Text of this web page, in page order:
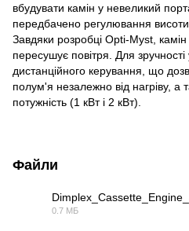
вбудувати камін у невеликий
передбачено регулювання
Завдяки розробці Opti-Myst, камін
пересушує повітря. Для зручності
дистанційного керування, що
полум'я незалежно від нагріву, а
потужність (1 кВт і 2 кВт).
Файли
0.7 МБ